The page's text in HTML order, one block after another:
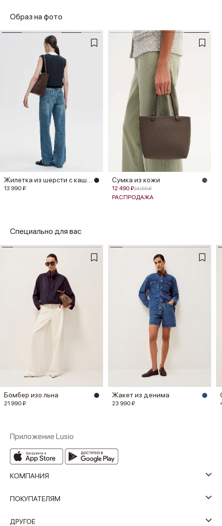
Образ на фото
Жилетка из шерсти с кашемиром
13 990 ₽
Сумка из кожи
12 490 ₽24 990 ₽
РАСПРОДАЖА
Специально для вас
Бомбер изо льна
21 990 ₽
Жакет из денима
23 990 ₽
Приложение Lusio
КОМПАНИЯ
ПОКУПАТЕЛЯМ
ДРУГОЕ